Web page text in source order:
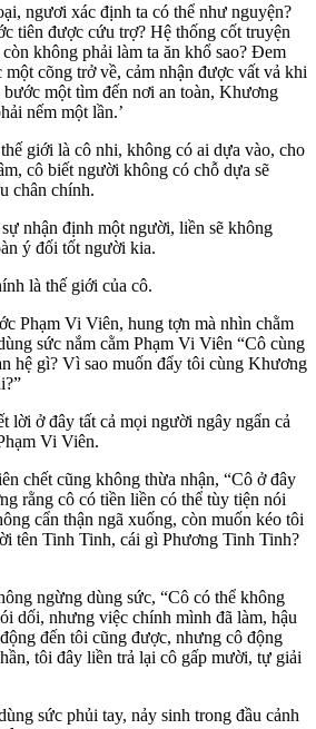
ngươi xác định ta có thể như nguyện?
tiên được cứu trợ? Hệ thống cốt truyện
không phải làm ta ăn khổ sao? Đem
cõng trở về, cảm nhận được vất vả khi
một tìm đến nơi an toàn, Khương
nếm một lần.’
giới là cô nhi, không có ai dựa vào, cho
cô biết người không có chỗ dựa sẽ
chân chính.
nhận định một người, liền sẽ không
ý đối tốt người kia.
là thế giới của cô.
Phạm Vi Viên, hung tợn mà nhìn chằm
sức nắm cằm Phạm Vi Viên “Cô cùng
hệ gì? Vì sao muốn đẩy tôi cùng Khương
lời ở đây tất cả mọi người ngây ngẩn cả
Vi Viên.
chết cũng không thừa nhận, “Cô ở đây
rằng cô có tiền liền có thể tùy tiện nói
cẩn thận ngã xuống, còn muốn kéo tôi
tên Tinh Tinh, cái gì Phương Tinh Tinh?
ngừng dùng sức, “Cô có thể không
dối, nhưng việc chính mình đã làm, hậu
đến tôi cũng được, nhưng cô động
tôi đây liền trả lại cô gấp mười, tự giải
sức phủi tay, nảy sinh trong đầu cảnh